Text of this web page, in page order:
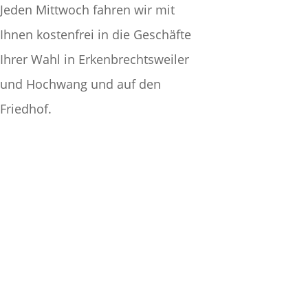
Jeden Mittwoch fahren wir mit
Ihnen kostenfrei in die Geschäfte
Ihrer Wahl in Erkenbrechtsweiler
und Hochwang und auf den
Friedhof.